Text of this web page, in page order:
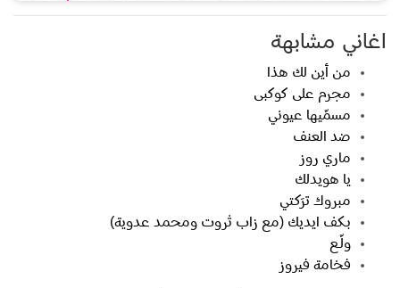
اغاني مشابهة
من أين لك هذا
مجرم على كوكبى
مسمّيها عيوني
ضد العنف
ماري روز
يا هويدلك
مبروك ترَكتي
بكف ايديك (مع زاب ثروت ومحمد عدوية)
ولّــع
فخامة فيروز